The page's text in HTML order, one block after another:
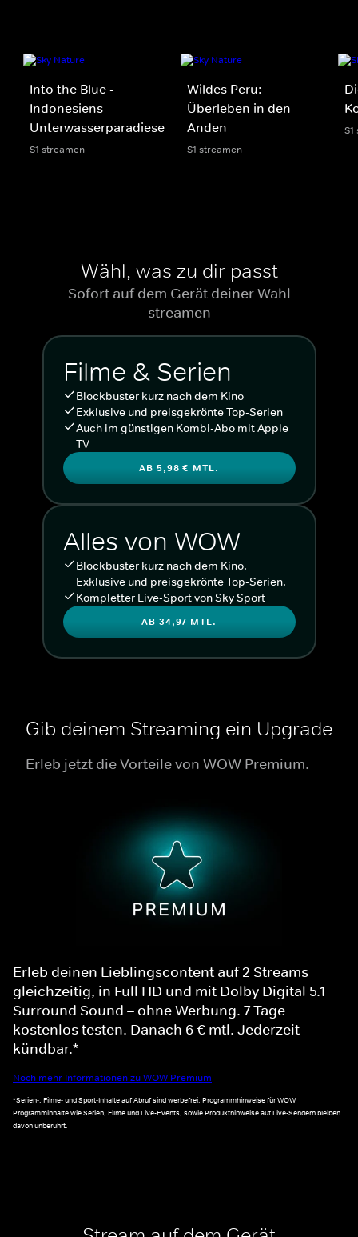
Into the Blue -
Indonesiens
Unterwasserparadiese
S1 streamen
Wildes Peru:
Überleben in den
Anden
S1 streamen
Wähl, was zu dir passt
Sofort auf dem Gerät deiner Wahl
streamen
Filme & Serien
Blockbuster kurz nach dem Kino
Exklusive und preisgekrönte Top-Serien
Auch im günstigen Kombi-Abo mit Apple
TV
AB 5,98 € MTL.
Alles von WOW
Blockbuster kurz nach dem Kino.
Exklusive und preisgekrönte Top-Serien.
Kompletter Live-Sport von Sky Sport
AB 34,97 MTL.
Gib deinem Streaming ein Upgrade
Erleb jetzt die Vorteile von WOW Premium.
Erleb deinen Lieblingscontent auf 2 Streams
gleichzeitig, in Full HD und mit Dolby Digital 5.1
Surround Sound – ohne Werbung. 7 Tage
kostenlos testen. Danach 6 € mtl. Jederzeit
kündbar.*
Noch mehr Informationen zu WOW Premium
*Serien-, Filme- und Sport-Inhalte auf Abruf sind werbefrei. Programmhinweise für WOW
Programminhalte wie Serien, Filme und Live-Events, sowie Produkthinweise auf Live-Sendern bleiben
davon unberührt.